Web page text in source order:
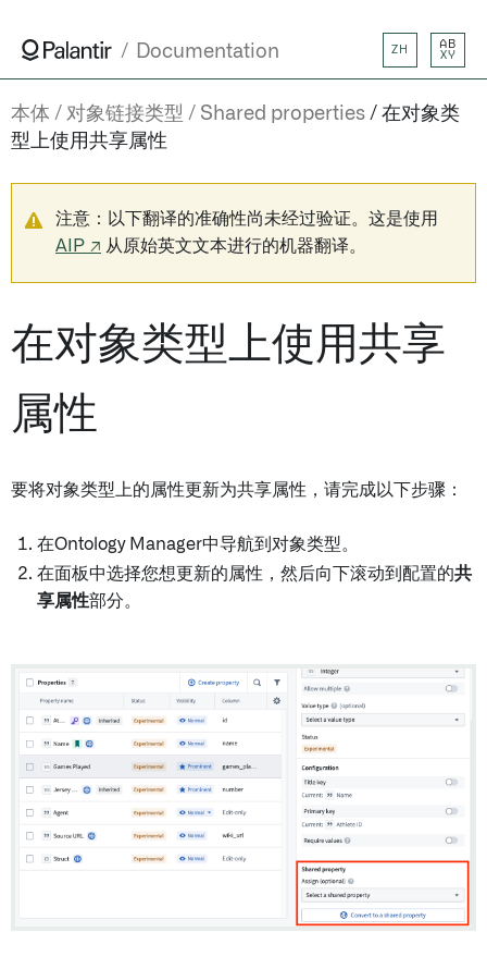
Documentation ZH
AB
XY
本体 对象链接类型 Shared properties
在对象类
型上使用共享属性
注意：以下翻译的准确性尚未经过验证。这是使用
AIP ↗ 从原始英文文本进行的机器翻译。
在对象类型上使用共享
属性
要将对象类型上的属性更新为共享属性，请完成以下步骤：
在Ontology Manager中导航到对象类型。
在面板中选择您想更新的属性，然后向下滚动到配置的共
享属性部分。